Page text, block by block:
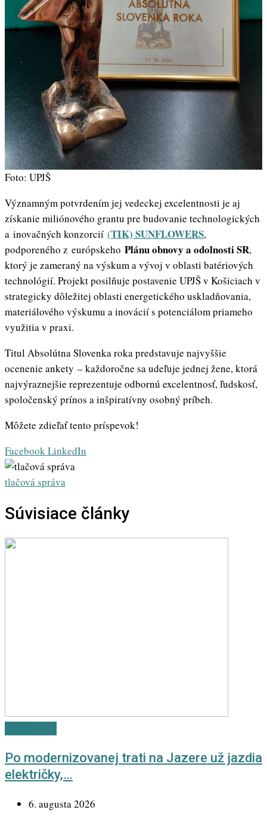
Foto: UPJŠ
Významným potvrdením jej vedeckej excelentnosti je aj
získanie miliónového grantu pre budovanie technologických
a inovačných konzorcií (TIK) SUNFLOWERS,
podporeného z európskeho Plánu obnovy a odolnosti SR,
ktorý je zameraný na výskum a vývoj v oblasti batériových
technológií. Projekt posilňuje postavenie UPJŠ v Košiciach v
strategicky dôležitej oblasti energetického uskladňovania,
materiálového výskumu a inovácií s potenciálom priameho
využitia v praxi.
Titul Absolútna Slovenka roka predstavuje najvyššie
ocenenie ankety – každoročne sa udeľuje jednej žene, ktorá
najvýraznejšie reprezentuje odbornú excelentnosť, ľudskosť,
spoločenský prínos a inšpiratívny osobný príbeh.
Môžete zdieľať tento príspevok!
Facebook LinkedIn
tlačová správa
Súvisiace články
Po modernizovanej trati na Jazere už jazdia
električky,…
6. augusta 2026